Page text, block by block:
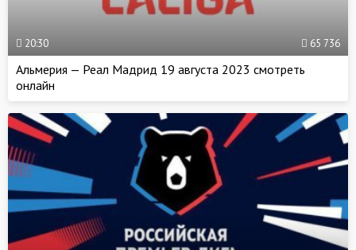
Альмерия — Реал Мадрид 19 августа 2023 смотреть
онлайн
65 736
20:30